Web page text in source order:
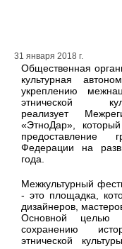
31 января 2018 г.
Общественная
культурная
укреплению
этнической
реализует
«ЭтноДар»,
предоставление
Федерации на
года.
Межкультурный
- это площадка,
дизайнеров,
Основной целью
сохранению
этнической